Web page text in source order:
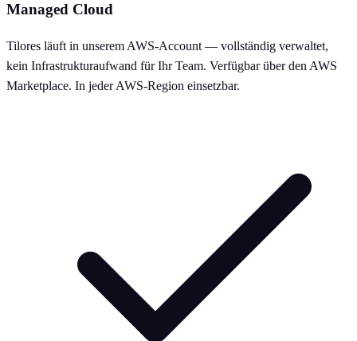
Managed Cloud
Tilores läuft in unserem AWS-Account — vollständig verwaltet,
kein Infrastrukturaufwand für Ihr Team. Verfügbar über den AWS
Marketplace. In jeder AWS-Region einsetzbar.